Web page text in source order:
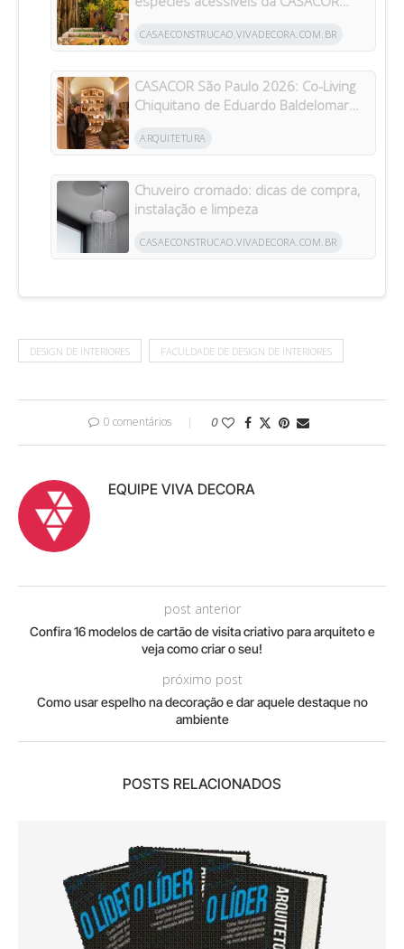
CASAECONSTRUCAO.VIVADECORA.COM.BR
CASACOR São Paulo 2026: Co-Living
Chiquitano de Eduardo Baldelomar
ARQUITETURA
Chuveiro cromado: dicas de compra,
instalação e limpeza
CASAECONSTRUCAO.VIVADECORA.COM.BR
DESIGN DE INTERIORES FACULDADE DE DESIGN DE INTERIORES
0 comentários 0
EQUIPE VIVA DECORA
post anterior
Confira 16 modelos de cartão de visita criativo para arquiteto e
veja como criar o seu!
próximo post
Como usar espelho na decoração e dar aquele destaque no
ambiente
POSTS RELACIONADOS